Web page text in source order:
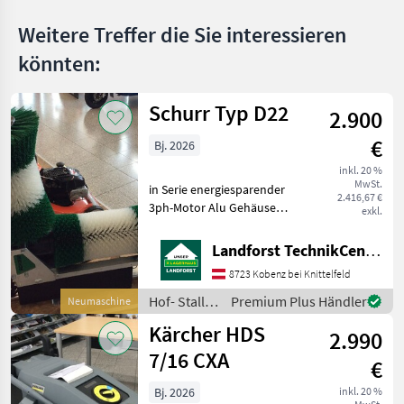
Weitere Treffer die Sie interessieren
könnten:
Neumaschine
Schurr Typ D22
2.900
€
inkl. 20 %
MwSt.
2.416,67 €
exkl.
Bj. 2026
in Serie energiesparender
3ph-Motor Alu Gehäuse
120kg Start durch drehen
Um Ihnen unnötige
Wartezeiten oder
Wegstrecken zu ersparen,
bitten w
Landforst TechnikCenter Knittelfeld
8723 Kobenz bei Knittelfeld
Hof- Stall-
und
Weidetechnik
/ Schurr
Premium Plus Händler
Kärcher HDS
7/16 CXA
2.990
€
inkl. 20 %
Bj. 2026